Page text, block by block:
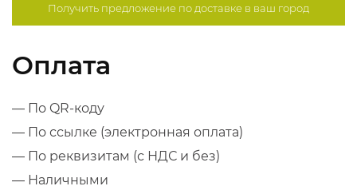
Получить предложение подоставке в ваш город
Оплата
— По QR-коду
— По ссылке (электронная оплата)
— По реквизитам (с НДС и без)
— Наличными